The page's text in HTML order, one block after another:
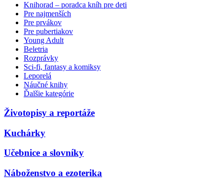
Knihorad – poradca kníh pre deti
Pre najmenších
Pre prvákov
Pre pubertiakov
Young Adult
Beletria
Rozprávky
Sci-fi, fantasy a komiksy
Leporelá
Náučné knihy
Ďalšie kategórie
Životopisy a reportáže
Kuchárky
Učebnice a slovníky
Náboženstvo a ezoterika